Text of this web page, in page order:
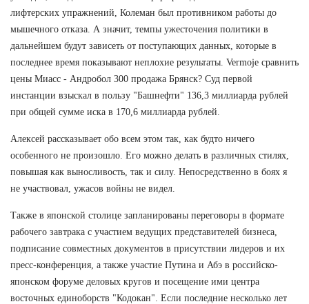
лифтерских упражнений, Колеман был противником работы до
мышечного отказа. А значит, темпы ужесточения политики в
дальнейшем будут зависеть от поступающих данных, которые в
последнее время показывают неплохие результаты. Vermoje сравнить
цены Миасс - Андробол 300 продажа Брянск? Суд первой
инстанции взыскал в пользу "Башнефти" 136,3 миллиарда рублей
при общей сумме иска в 170,6 миллиарда рублей.
Алексей рассказывает обо всем этом так, как будто ничего
особенного не произошло. Его можно делать в различных стилях,
повышая как выносливость, так и силу. Непосредственно в боях я
не участвовал, ужасов войны не видел.
Также в японской столице запланированы переговоры в формате
рабочего завтрака с участием ведущих представителей бизнеса,
подписание совместных документов в присутствии лидеров и их
пресс-конференция, а также участие Путина и Абэ в российско-
японском форуме деловых кругов и посещение ими центра
восточных единоборств "Кодокан". Если последние несколько лет